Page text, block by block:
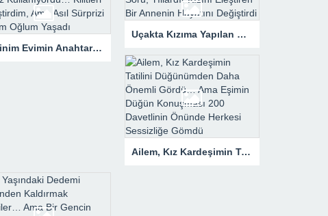
Gelinim Evimin Anahtarını İzinsiz Kullanıyordu… Kilitleri Değiştirdim, Ama Asıl Sürprizi Akşam Oğlum Yaşadı
Uçakta Kızıma Yapılan Bir Soru, Yıllardır Kızını Eleştiren Bir Annenin Hayatını Değiştirdi
Ailem, Kız Kardeşimin Tatilini Düğünümden Daha Önemli Gördü… Ama Eşimin Düğün Konuşması 200 Davetlinin Önünde Herkesi Sessizliğe Gömdü